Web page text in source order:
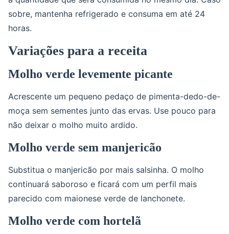
sobre, mantenha refrigerado e consuma em até 24
horas.
Variações para a receita
Molho verde levemente picante
Acrescente um pequeno pedaço de pimenta-dedo-de-
moça sem sementes junto das ervas. Use pouco para
não deixar o molho muito ardido.
Molho verde sem manjericão
Substitua o manjericão por mais salsinha. O molho
continuará saboroso e ficará com um perfil mais
parecido com maionese verde de lanchonete.
Molho verde com hortelã